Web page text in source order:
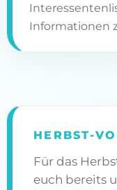
Institutionen
Informationen
HERBST-
Für das
euch bereits